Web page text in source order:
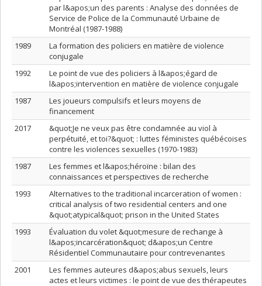
par l&apos;un des parents : Analyse des données de
Service de Police de la Communauté Urbaine de
Montréal (1987-1988)
1989
La formation des policiers en matière de violence
conjugale
1992
Le point de vue des policiers à l&apos;égard de
l&apos;intervention en matière de violence conjugale
1987
Les joueurs compulsifs et leurs moyens de
financement
2017
&quot;Je ne veux pas être condamnée au viol à
perpétuité, et toi?&quot; : luttes féministes québécoises
contre les violences sexuelles (1970-1983)
1987
Les femmes et l&apos;héroïne : bilan des
connaissances et perspectives de recherche
1993
Alternatives to the traditional incarceration of women :
critical analysis of two residential centers and one
&quot;atypical&quot; prison in the United States
1993
Évaluation du volet &quot;mesure de rechange à
l&apos;incarcération&quot; d&apos;un Centre
Résidentiel Communautaire pour contrevenantes
2001
Les femmes auteures d&apos;abus sexuels, leurs
actes et leurs victimes : le point de vue des thérapeutes